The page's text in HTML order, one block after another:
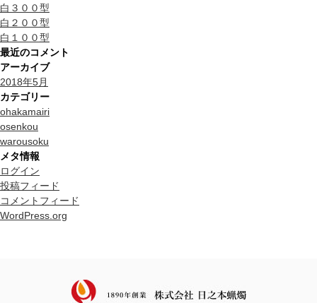
白３００型
白２００型
白１００型
最近のコメント
アーカイブ
2018年5月
カテゴリー
ohakamairi
osenkou
warousoku
メタ情報
ログイン
投稿フィード
コメントフィード
WordPress.org